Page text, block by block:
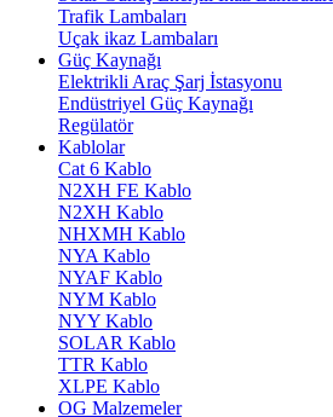
Trafik Lambaları
Uçak ikaz Lambaları
Güç Kaynağı
Elektrikli Araç Şarj İstasyonu
Endüstriyel Güç Kaynağı
Regülatör
Kablolar
Cat 6 Kablo
N2XH FE Kablo
N2XH Kablo
NHXMH Kablo
NYA Kablo
NYAF Kablo
NYM Kablo
NYY Kablo
SOLAR Kablo
TTR Kablo
XLPE Kablo
OG Malzemeler